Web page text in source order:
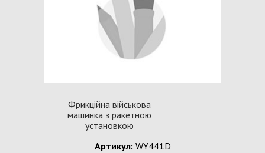
Фрикційна військова
машинка з ракетною
установкою
Артикул: WY441D